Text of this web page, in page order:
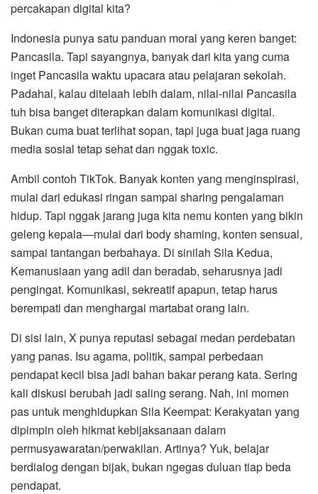
percakapan digital kita?
Indonesia punya satu panduan moral yang keren banget:
Pancasila. Tapi sayangnya, banyak dari kita yang cuma
inget Pancasila waktu upacara atau pelajaran sekolah.
Padahal, kalau ditelaah lebih dalam, nilai-nilai Pancasila
tuh bisa banget diterapkan dalam komunikasi digital.
Bukan cuma buat terlihat sopan, tapi juga buat jaga ruang
media sosial tetap sehat dan nggak toxic.
Ambil contoh TikTok. Banyak konten yang menginspirasi,
mulai dari edukasi ringan sampai sharing pengalaman
hidup. Tapi nggak jarang juga kita nemu konten yang bikin
geleng kepala—mulai dari body shaming, konten sensual,
sampai tantangan berbahaya. Di sinilah Sila Kedua,
Kemanusiaan yang adil dan beradab, seharusnya jadi
pengingat. Komunikasi, sekreatif apapun, tetap harus
berempati dan menghargai martabat orang lain.
Di sisi lain, X punya reputasi sebagai medan perdebatan
yang panas. Isu agama, politik, sampai perbedaan
pendapat kecil bisa jadi bahan bakar perang kata. Sering
kali diskusi berubah jadi saling serang. Nah, ini momen
pas untuk menghidupkan Sila Keempat: Kerakyatan yang
dipimpin oleh hikmat kebijaksanaan dalam
permusyawaratan/perwakilan. Artinya? Yuk, belajar
berdialog dengan bijak, bukan ngegas duluan tiap beda
pendapat.